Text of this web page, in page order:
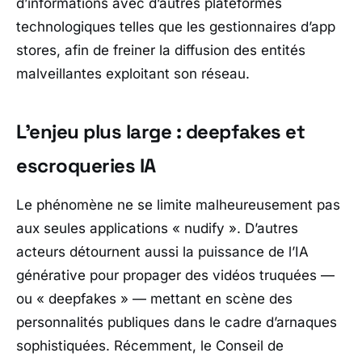
d’informations avec d’autres plateformes
technologiques telles que les gestionnaires d’app
stores, afin de freiner la diffusion des entités
malveillantes exploitant son réseau.
L’enjeu plus large : deepfakes et
escroqueries IA
Le phénomène ne se limite malheureusement pas
aux seules applications « nudify ». D’autres
acteurs détournent aussi la puissance de l’IA
générative pour propager des vidéos truquées —
ou « deepfakes » — mettant en scène des
personnalités publiques dans le cadre d’arnaques
sophistiquées. Récemment, le Conseil de